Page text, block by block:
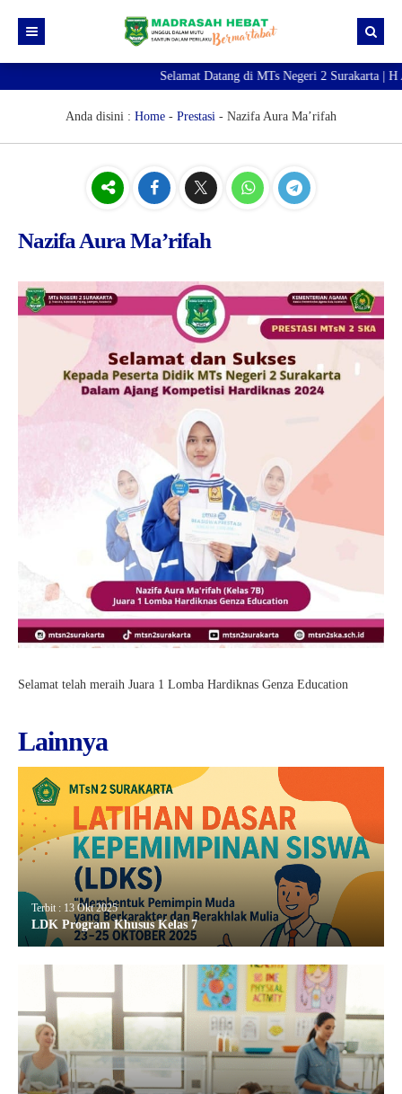
Profil Madrasah
Struktur Organisasi
Raport Digital Madrasah
Simpatika
Online CBT
Kesiswaan
Ekstrakurikuler
PMBM 2026/2027
Brosur PMBM
Video Tutorial Pendaftaran
Link Pendaftaran
Selamat Datang di MTs Negeri 2 Surakarta | H
Anda disini : Home - Prestasi - Nazifa Aura Ma’rifah
Nazifa Aura Ma’rifah
Selamat telah meraih Juara 1 Lomba Hardiknas Genza Education
Lainnya
Terbit : 13 Okt 2025
LDK Program Khusus Kelas 7